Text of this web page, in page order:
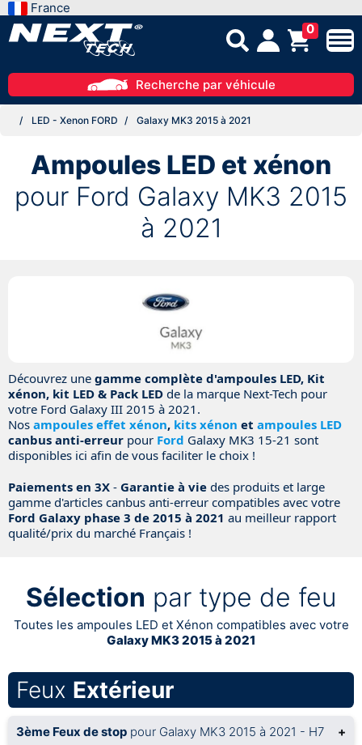
France
0
Recherche par véhicule
LED - Xenon FORD Galaxy MK3 2015 à 2021
Ampoules LED et xénon
pour Ford Galaxy MK3 2015
à 2021
Découvrez une gamme complète d'ampoules LED, Kit
xénon, kit LED & Pack LED de la marque Next-Tech pour
votre Ford Galaxy III 2015 à 2021.
Nos ampoules effet xénon, kits xénon et ampoules LED
canbus anti-erreur pour Ford Galaxy MK3 15-21 sont
disponibles ici afin de vous faciliter le choix !
Paiements en 3X - Garantie à vie des produits et large
gamme d'articles canbus anti-erreur compatibles avec votre
Ford Galaxy phase 3 de 2015 à 2021 au meilleur rapport
qualité/prix du marché Français !
Sélection par type de feu
Toutes les ampoules LED et Xénon compatibles avec votre
Galaxy MK3 2015 à 2021
Feux Extérieur
3ème Feux de stop pour Galaxy MK3 2015 à 2021 - H7 +